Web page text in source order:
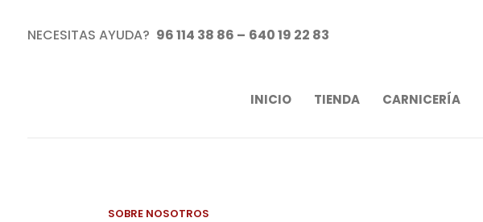
NECESITAS AYUDA? 96 114 38 86 – 640 19 22 83
INICIO TIENDA CARNICERÍA
SOBRE NOSOTROS